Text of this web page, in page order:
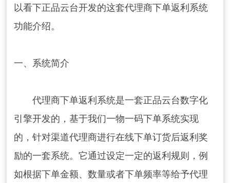
以看下正品云台开发的这套代理商下单返利系统
功能介绍。
一、系统简介
代理商下单返利系统是一套正品云台数字化
引擎开发的，基于我们一物一码下单系统实现
的，针对渠道代理商进行在线下单订货后返利奖
励的一套系统。它通过设定一定的返利规则，例
如根据下单金额、数量或者下单频率等给予代理